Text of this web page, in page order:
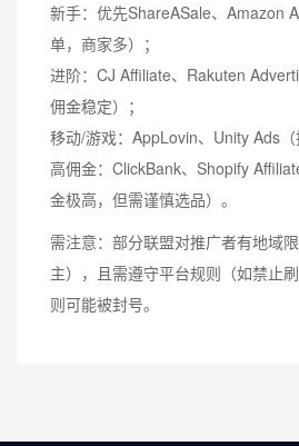
新手：优先ShareASale、Amazon
单，商家多）；
进阶：CJ Affiliate、Rakuten
佣金稳定）；
移动/游戏：AppLovin、Unity Ads（
高佣金：ClickBank、Shopify
金极高，但需谨慎选品）。
需注意：部分联盟对推广者有地域
主），且需遵守平台规则（如禁止
则可能被封号。